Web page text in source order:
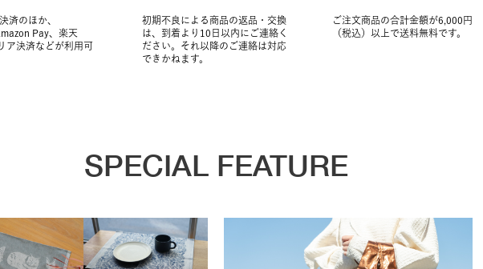
済のほか、
Pay、楽天
ア決済などが利用可
初期不良による商品の返品・交換
は、到着より10日以内にご連絡く
ださい。それ以降のご連絡は対応
できかねます。
ご注文商品の合計金額が6,000円
（税込）以上で送料無料です。
SPECIAL FEATURE